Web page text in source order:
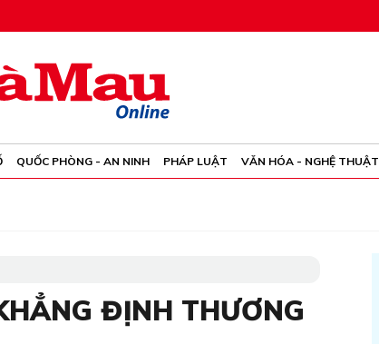
QUỐC PHÒNG - AN NINH PHÁP LUẬT VĂN HÓA - NGHỆ THUẬT
ĐỊNH THƯƠNG